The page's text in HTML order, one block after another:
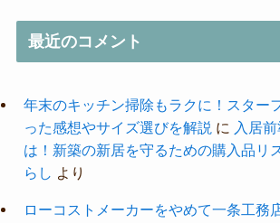
最近のコメント
年末のキッチン掃除もラクに！スター
った感想やサイズ選びを解説 に 入居
は！新築の新居を守るための購入品リ
らし
より
ローコストメーカーをやめて一条工務